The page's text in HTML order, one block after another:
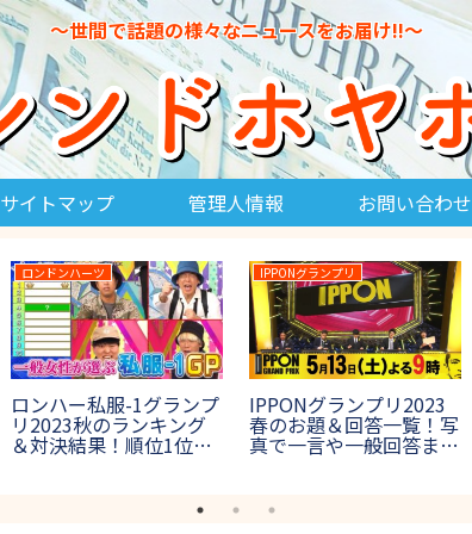
～世間で話題の様々なニュースをお届け!!～
サイトマップ 管理人情報 お問い合わせ
鳥人間コンテスト
鳥人間コンテスト2023
の結果＆優勝は？出場チ
ームの記録や場所も紹介
マツコの知らない世界
マツコの知らない世界で
全国激ウマ納豆一覧!聖
地が東京?場所は?